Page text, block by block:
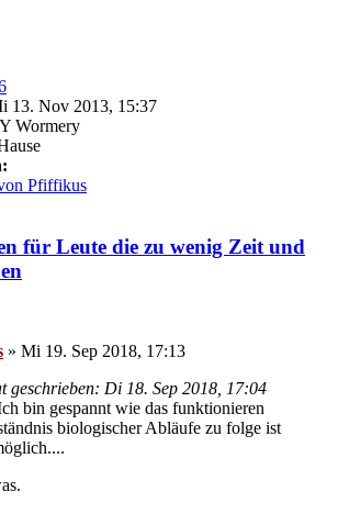
13. Nov 2013, 15:37
Wormery
Pfiffikus
für Leute die zu wenig Zeit und
» Mi 19. Sep 2018, 17:13
geschrieben: Di 18. Sep 2018, 17:04
bin gespannt wie das funktionieren
biologischer Abläufe zu folge ist